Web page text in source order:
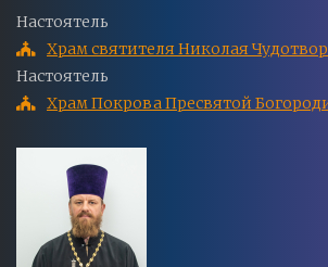
Настоятель
Храм святителя Николая
Настоятель
Храм Покрова Пресвятой